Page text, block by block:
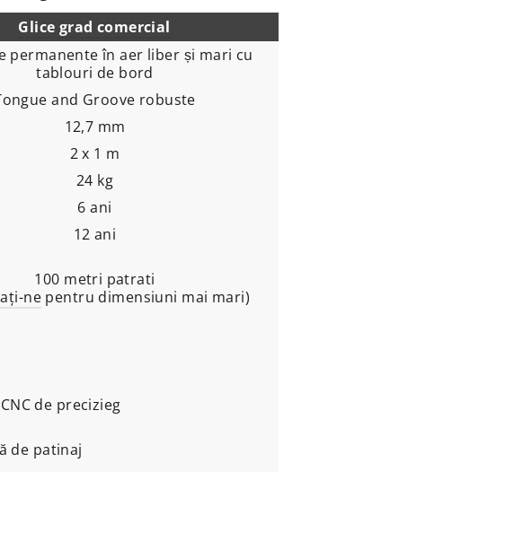
Glice grad comercial
permanente în aer liber și mari cu
tablouri de bord
and Groove robuste
12,7 mm
2 x 1 m
24 kg
6 ani
12 ani
100 metri patrati
ne pentru dimensiuni mai mari)
de precizieg
de patinaj